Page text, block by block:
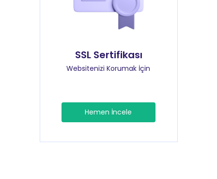
SSL Sertifikası
Websitenizi Korumak İçin
Hemen İncele